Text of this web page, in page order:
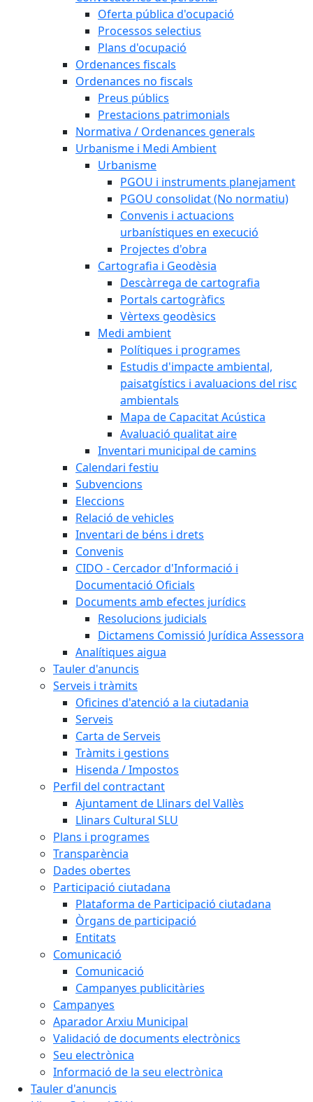
Oferta pública d'ocupació
Processos selectius
Plans d'ocupació
Ordenances fiscals
Ordenances no fiscals
Preus públics
Prestacions patrimonials
Normativa / Ordenances generals
Urbanisme i Medi Ambient
Urbanisme
PGOU i instruments planejament
PGOU consolidat (No normatiu)
Convenis i actuacions
urbanístiques en execució
Projectes d'obra
Cartografia i Geodèsia
Descàrrega de cartografia
Portals cartogràfics
Vèrtexs geodèsics
Medi ambient
Polítiques i programes
Estudis d'impacte ambiental,
paisatgístics i avaluacions del risc
ambientals
Mapa de Capacitat Acústica
Avaluació qualitat aire
Inventari municipal de camins
Calendari festiu
Subvencions
Eleccions
Relació de vehicles
Inventari de béns i drets
Convenis
CIDO - Cercador d'Informació i
Documentació Oficials
Documents amb efectes jurídics
Resolucions judicials
Dictamens Comissió Jurídica Assessora
Analítiques aigua
Tauler d'anuncis
Serveis i tràmits
Oficines d'atenció a la ciutadania
Serveis
Carta de Serveis
Tràmits i gestions
Hisenda / Impostos
Perfil del contractant
Ajuntament de Llinars del Vallès
Llinars Cultural SLU
Plans i programes
Transparència
Dades obertes
Participació ciutadana
Plataforma de Participació ciutadana
Òrgans de participació
Entitats
Comunicació
Comunicació
Campanyes publicitàries
Campanyes
Aparador Arxiu Municipal
Validació de documents electrònics
Seu electrònica
Informació de la seu electrònica
Tauler d'anuncis